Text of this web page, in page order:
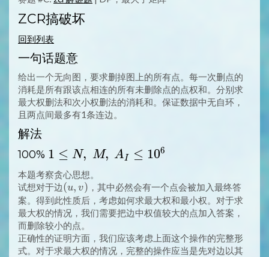
ZCR搞破坏
回到列表
一句话题意
给出一个无向图，要求删掉图上的所有点。每一次删点的
消耗是所有跟该点相连的所有未删除点的点权和。分别求
最大权删法和次小权删法的消耗和。保证数据中无自环，
且两点间最多有1条连边。
解法
100% 1
\LEQ
N,\
M,\
A_I
\LEQ
10^6
1 ≤ N, M, A I ≤ 106
本题考察贪心思想。
试想对于边(u,
v)
(u, v) ，其中必然会有一个点会被加入最终答
案。得到此性质后，考虑如何求最大权和最小权。对于求
最大权的情况，我们需要把边中权值较大的点加入答案，
而删除较小的点。
正确性的证明方面，我们应该考虑上面这个操作的完整形
式。对于求最大权的情况，完整的操作应当是先对边以其